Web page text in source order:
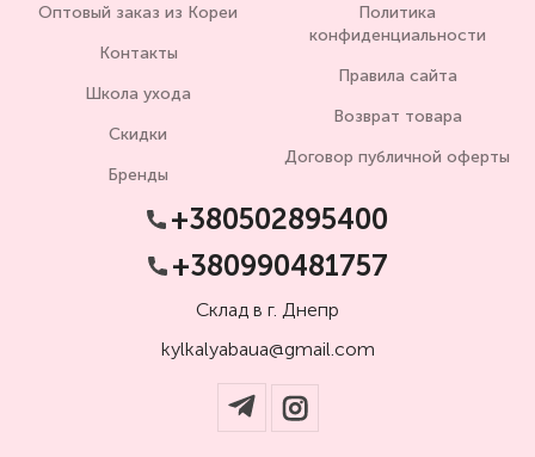
Оптовый заказ из Кореи
Контакты
Школа ухода
Скидки
Бренды
Политика
конфиденциальности
Правила сайта
Возврат товара
Договор публичной оферты
+380502895400
+380990481757
Склад в г. Днепр
kylkalyabaua@gmail.com